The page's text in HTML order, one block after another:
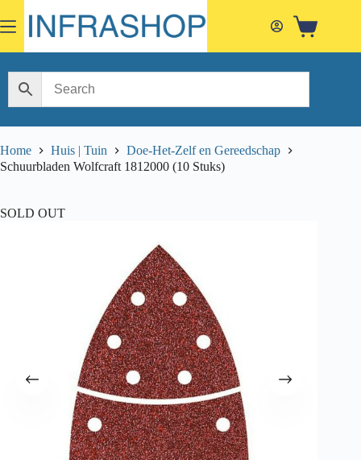
to
content
Shopping
Home Huis | Tuin
Doe-Het-Zelf en Gereedschap
Schuurbladen Wolfcraft 1812000 (10 Stuks)
SOLD OUT